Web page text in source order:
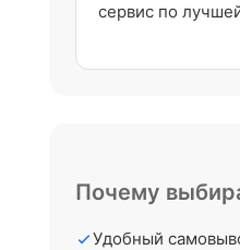
сервис по
Почему
Удобный